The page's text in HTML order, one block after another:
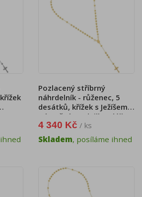
Pozlacený stříbrný
náhrdelník - růženec, 5
desátků, křížek s Ježíšem,
Zázračná medailka, délka
52 cm
4 340 Kč / ks
Skladem, posíláme ihned